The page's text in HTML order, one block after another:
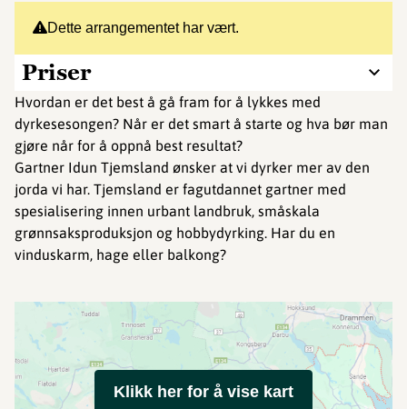
Dette arrangementet har vært.
Priser
Hvordan er det best å gå fram for å lykkes med
dyrkesesongen? Når er det smart å starte og hva bør man
gjøre når for å oppnå best resultat?
Gartner Idun Tjemsland ønsker at vi dyrker mer av den
jorda vi har. Tjemsland er fagutdannet gartner med
spesialisering innen urbant landbruk, småskala
grønnsaksproduksjon og hobbydyrking. Har du en
vinduskarm, hage eller balkong?
Klikk her for å vise kart